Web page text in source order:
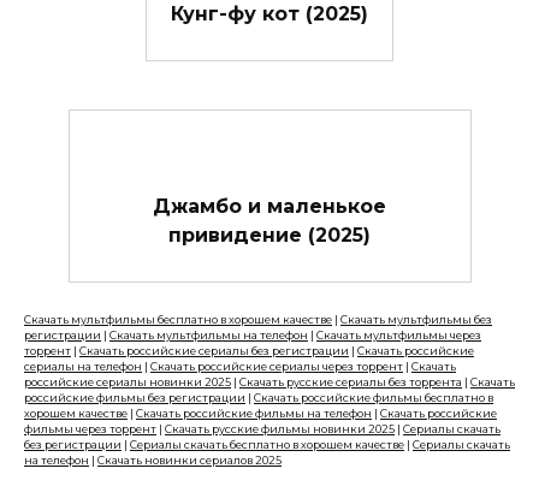
Кунг-фу кот (2025)
Джамбо и маленькое
привидение (2025)
Скачать мультфильмы бесплатно в хорошем качестве | Скачать мультфильмы без
регистрации | Скачать мультфильмы на телефон | Скачать мультфильмы через
торрент | Скачать российские сериалы без регистрации | Скачать российские
сериалы на телефон | Скачать российские сериалы через торрент | Скачать
российские сериалы новинки 2025 | Скачать русские сериалы без торрента | Скачать
российские фильмы без регистрации | Скачать российские фильмы бесплатно в
хорошем качестве | Скачать российские фильмы на телефон | Скачать российские
фильмы через торрент | Скачать русские фильмы новинки 2025 | Сериалы скачать
без регистрации | Сериалы скачать бесплатно в хорошем качестве | Сериалы скачать
на телефон | Скачать новинки сериалов 2025